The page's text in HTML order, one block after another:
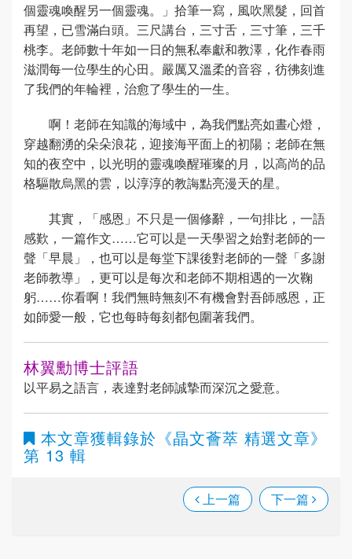
個靈魂喚醒另一個靈魂。」拾筆一寫，風吹黑髮，回首
再望，已雪滿白頭。三尺講台，三寸舌，三寸筆，三千
桃李。老師數十年如一日的無私奉獻和教澤，化作春雨
滋潤每一位學生的心田。嚴厲又溫柔的音容，彷彿刻進
了我們的年輪裡，治愈了學生的一生。
啊！老師在知識的海域中，為我們點亮如晝心燈，
穿越翻湧的朵朵浪花，迎接海平面上的初陽；老師在無
知的夜空中，以光明的靈魂喚醒璀璨的月，以高尚的品
格驅散烏黑的雲，以淳淳的教誨點亮漫天的星。
其實，「感恩」不只是一個修辭，一句排比，一語
感歎，一篇作文……它可以是一天學習之始對老師的一
聲「早晨」，也可以是每堂下課後對老師的一聲「多謝
老師教導」，更可以是每次和老師不期相遇的一次鞠
躬……你看啊！我們無時無刻不有機會對吾師感恩，正
如師愛一般，它也每時每刻都包圍著我們。
林翼勳博士評語
以平易之語言，表達對老師誠摯而深沉之愛意。
本文章獲輯錄於 《晶文薈萃 精選文章》
第 13 輯
上一篇 下一篇